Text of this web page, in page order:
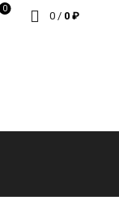
0
0 / 0 ₽